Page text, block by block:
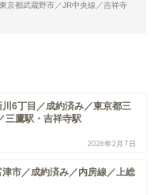
京都武蔵野市／JR中央線／吉祥寺
川6丁目／成約済み／東京都三
三鷹駅・吉祥寺駅
2026年2月7日
津市／成約済み／内房線／上総